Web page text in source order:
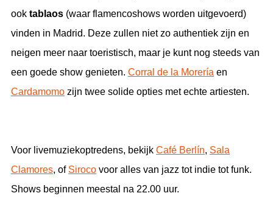
ook tablaos (waar flamencoshows worden uitgevoerd)
vinden in Madrid. Deze zullen niet zo authentiek zijn en
neigen meer naar toeristisch, maar je kunt nog steeds van
een goede show genieten. Corral de la Morería en
Cardamomo zijn twee solide opties met echte artiesten.
Voor livemuziekoptredens, bekijk Café Berlín, Sala
Clamores, of Siroco voor alles van jazz tot indie tot funk.
Shows beginnen meestal na 22.00 uur.